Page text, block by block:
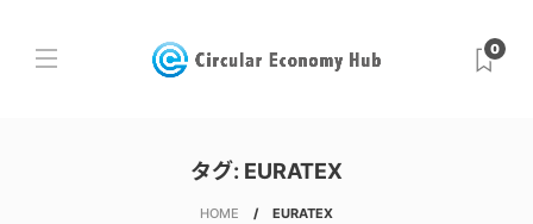
0
タグ: EURATEX
HOME EURATEX